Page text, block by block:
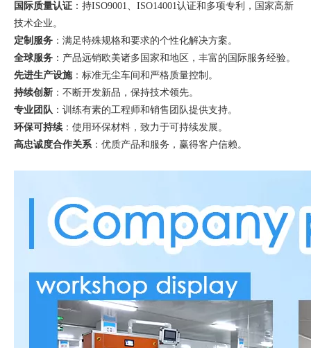
国际质量认证 ：持ISO9001、ISO14001认证和多项专利，国家高新
技术企业。
定制服务 ：满足特殊规格和要求的个性化解决方案。
全球服务 ：产品远销欧美诸多国家和地区，丰富的国际服务经验。
先进生产设施：标准无尘车间和严格质量控制。
持续创新 ：不断开发新品，保持技术领先。
专业团队 ：训练有素的工程师和销售团队提供支持。
环保可持续：使用环保材料，致力于可持续发展。
高忠诚度合作关系：优质产品和服务，赢得客户信赖。